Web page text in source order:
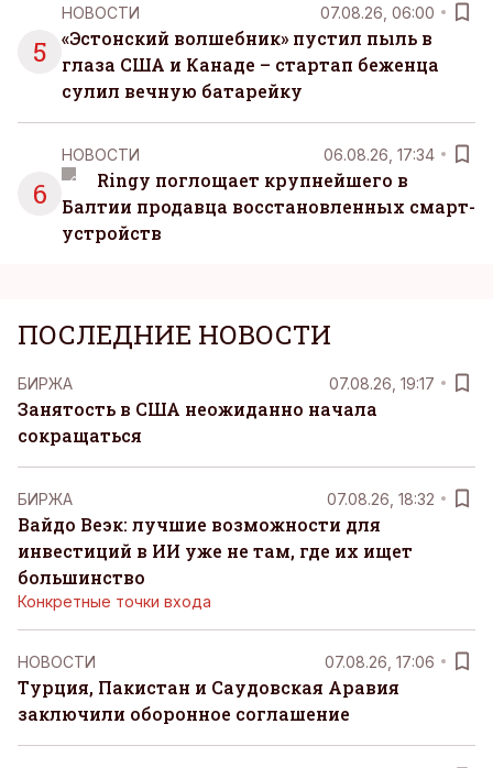
5
НОВОСТИ 07.08.26, 06:00
«Эстонский волшебник» пустил пыль в
глаза США и Канаде – стартап беженца
сулил вечную батарейку
6
НОВОСТИ 06.08.26, 17:34
Ringy поглощает крупнейшего в
Балтии продавца восстановленных смарт-
устройств
ПОСЛЕДНИЕ НОВОСТИ
БИРЖА 07.08.26, 19:17
Занятость в США неожиданно начала
сокращаться
БИРЖА 07.08.26, 18:32
Вайдо Веэк: лучшие возможности для
инвестиций в ИИ уже не там, где их ищет
большинство
Конкретные точки входа
НОВОСТИ 07.08.26, 17:06
Турция, Пакистан и Саудовская Аравия
заключили оборонное соглашение